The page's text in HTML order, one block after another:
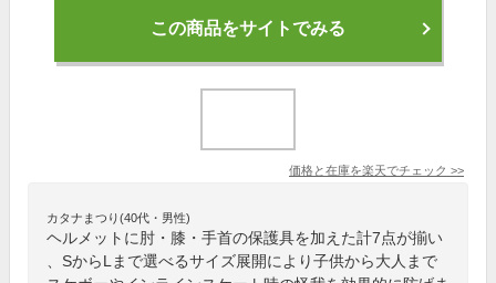
この商品をサイトでみる
価格と在庫を楽天でチェック >>
カタナまつり(40代・男性)
ヘルメットに肘・膝・手首の保護具を加えた計7点が揃い
、SからLまで選べるサイズ展開により子供から大人まで